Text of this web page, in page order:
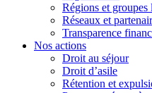
Régions et groupes
Réseaux et
Transparence
Nos actions
Droit au séjour
Droit d’asile
Rétention et